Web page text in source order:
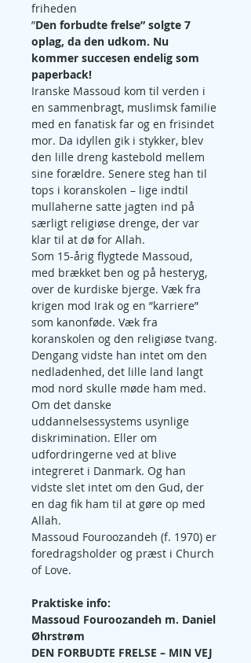
friheden
”Den forbudte frelse” solgte 7
oplag, da den udkom. Nu
kommer succesen endelig som
paperback!
Iranske Massoud kom til verden i
en sammenbragt, muslimsk familie
med en fanatisk far og en frisindet
mor. Da idyllen gik i stykker, blev
den lille dreng kastebold mellem
sine forældre. Senere steg han til
tops i koranskolen – lige indtil
mullaherne satte jagten ind på
særligt religiøse drenge, der var
klar til at dø for Allah.
Som 15-årig flygtede Massoud,
med brækket ben og på hesteryg,
over de kurdiske bjerge. Væk fra
krigen mod Irak og en ”karriere”
som kanonføde. Væk fra
koranskolen og den religiøse tvang.
Dengang vidste han intet om den
nedladenhed, det lille land langt
mod nord skulle møde ham med.
Om det danske
uddannelsessystems usynlige
diskrimination. Eller om
udfordringerne ved at blive
integreret i Danmark. Og han
vidste slet intet om den Gud, der
en dag fik ham til at gøre op med
Allah.
Massoud Fouroozandeh (f. 1970) er
foredragsholder og præst i Church
of Love.
Praktiske info:
Massoud Fouroozandeh m. Daniel
Øhrstrøm
DEN FORBUDTE FRELSE – MIN VEJ